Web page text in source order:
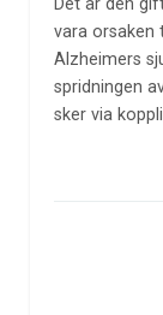
vara orsaken
Alzheimers
spridningen
sker via